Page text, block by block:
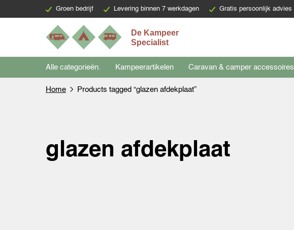
Groen bedrijf Levering binnen 7 werkdagen Gratis persoonlijk advies
Alle categorieën. Kampeerartikelen Caravan & camper accessoires
Home Products tagged “glazen afdekplaat”
glazen afdekplaat